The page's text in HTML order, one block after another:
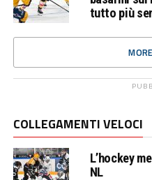
tutto più
COLLEGAMENTI VELOCI
L’hockey
NL